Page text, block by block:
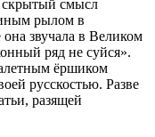
скрытый смысл
рылом в
звучала в Великом
ряд не суйся».
ёршиком
русскостью. Разве
разящей